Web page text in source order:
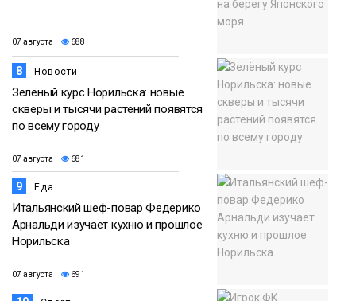
07 августа 688
8 Новости
Зелёный курс Норильска: новые
скверы и тысячи растений появятся
по всему городу
07 августа 681
9 Еда
Итальянский шеф-повар Федерико
Арнальди изучает кухню и прошлое
Норильска
07 августа 691